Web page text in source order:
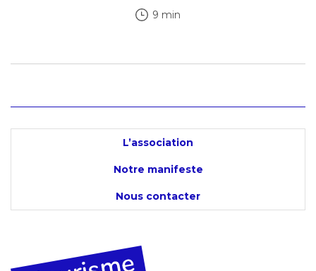
9 min
L’association
Notre manifeste
Nous contacter